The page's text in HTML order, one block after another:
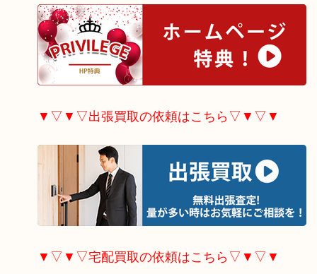
▼▽▼▽出張買取の依頼はこちら▽▼▽▼
▼▽▼▽宅配買取の依頼はこちら▽▼▽▼